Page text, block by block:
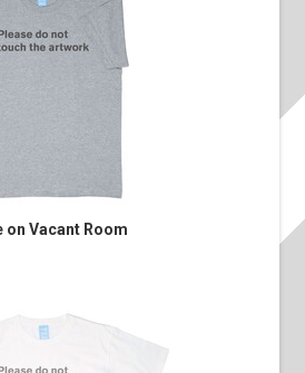
on Vacant Room